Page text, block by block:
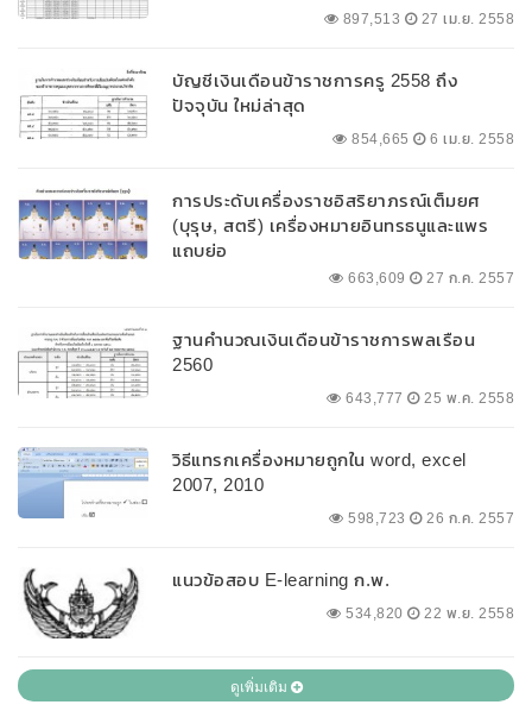
897,513 27 เม.ย. 2558
บัญชีเงินเดือนข้าราชการครู 2558 ถึง
ปัจจุบัน ใหม่ล่าสุด
854,665 6 เม.ย. 2558
การประดับเครื่องราชอิสริยาภรณ์เต็มยศ
(บุรุษ, สตรี) เครื่องหมายอินทรธนูและแพร
แถบย่อ
663,609 27 ก.ค. 2557
ฐานคำนวณเงินเดือนข้าราชการพลเรือน
2560
643,777 25 พ.ค. 2558
วิธีแทรกเครื่องหมายถูกใน word, excel
2007, 2010
598,723 26 ก.ค. 2557
แนวข้อสอบ E-learning ก.พ.
534,820 22 พ.ย. 2558
ดูเพิ่มเติม